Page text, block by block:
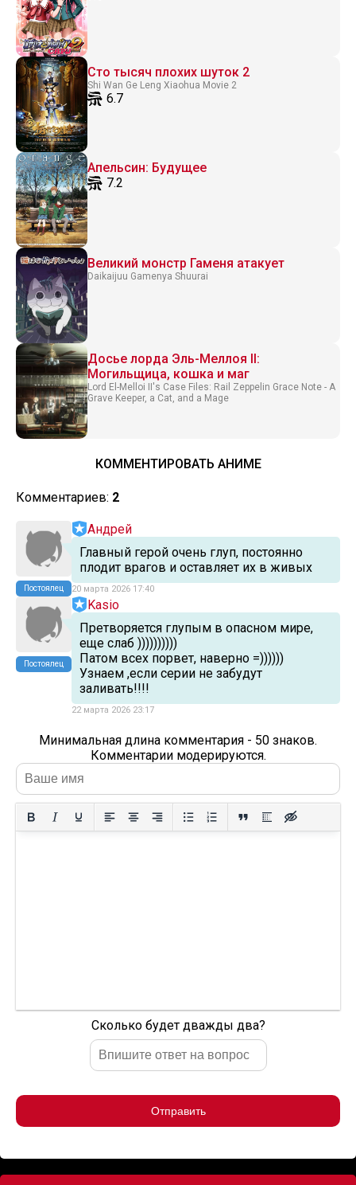
Сто тысяч плохих шуток 2
Shi Wan Ge Leng Xiaohua Movie 2
6.7
Апельсин: Будущее
7.2
Великий монстр Гаменя атакует
Daikaijuu Gamenya Shuurai
Досье лорда Эль-Меллоя II:
Могильщица, кошка и маг
Lord El-Melloi II's Case Files: Rail Zeppelin Grace Note - A
Grave Keeper, a Cat, and a Mage
КОММЕНТИРОВАТЬ АНИМЕ
Комментариев: 2
Постоялец
Андрей
Главный герой очень глуп, постоянно
плодит врагов и оставляет их в живых
20 марта 2026 17:40
Постоялец
Kasio
Претворяется глупым в опасном мире,
еще слаб ))))))))))
Патом всех порвет, наверно =))))))
Узнаем ,если серии не забудут
заливать!!!!
22 марта 2026 23:17
Минимальная длина комментария - 50 знаков.
Комментарии модерируются.
Сколько будет дважды два?
Отправить